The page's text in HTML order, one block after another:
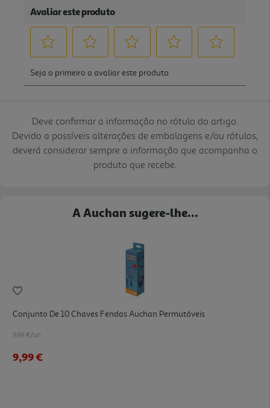
Deve confirmar a informação no rótulo do artigo.
Devido a possíveis alterações de embalagens e/ou rótulos,
deverá considerar sempre a informação que acompanha o
produto que recebe.
A Auchan sugere-lhe...
Conjunto De 10 Chaves Fendas Auchan Permutáveis
9.99 €/un
9,99 €